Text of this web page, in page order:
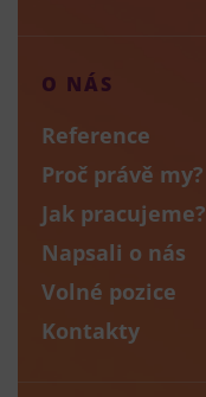
O NÁS
Reference
Proč právě my?
Jak pracujeme?
Napsali o nás
Volné pozice
Kontakty